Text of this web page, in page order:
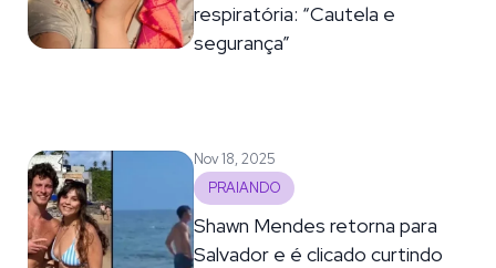
respiratória: “Cautela e
segurança”
Nov 18, 2025
PRAIANDO
Shawn Mendes retorna para
Salvador e é clicado curtindo